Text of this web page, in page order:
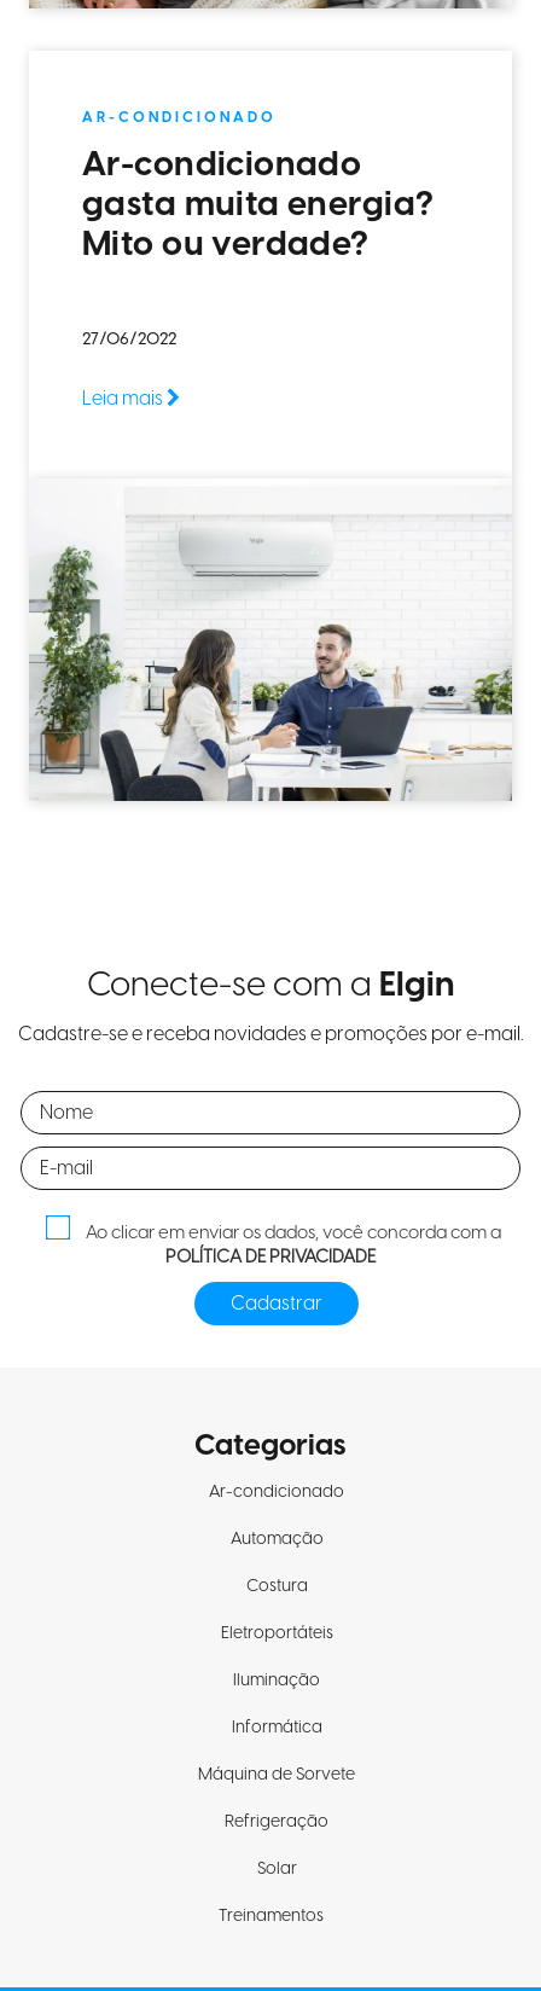
AR-CONDICIONADO
Ar-condicionado
gasta muita energia?
Mito ou verdade?
27/06/2022
Leia mais
Conecte-se com a Elgin
Cadastre-se e receba novidades e promoções por e-mail.
Ao clicar em enviar os dados, você concorda com a
POLÍTICA DE PRIVACIDADE
Categorias
Ar-condicionado
Automação
Costura
Eletroportáteis
Iluminação
Informática
Máquina de Sorvete
Refrigeração
Solar
Treinamentos